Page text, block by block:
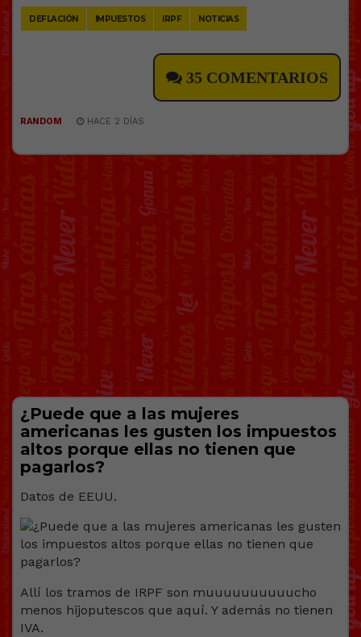
DEFLACIÓN IMPUESTOS IRPF NOTICIAS
35 COMENTARIOS
RANDOM HACE 2 DÍAS
¿Puede que a las mujeres
americanas les gusten los impuestos
altos porque ellas no tienen que
pagarlos?
Datos de EEUU.
Allí los tramos de IRPF son muuuuuuuuuucho
menos hijoputescos que aquí. Y además no tienen
IVA.